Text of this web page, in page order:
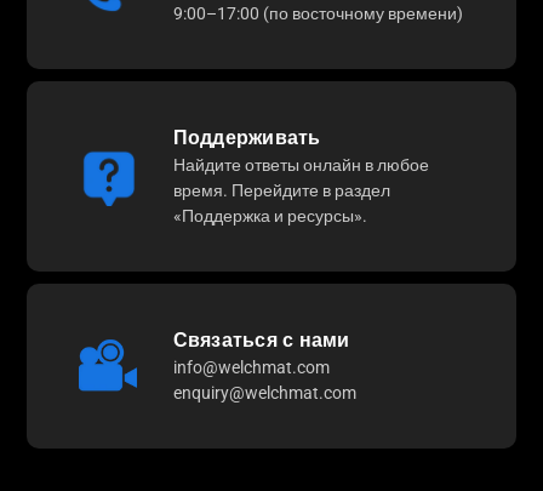
9:00–17:00 (по восточному времени)
Поддерживать
Найдите ответы онлайн в любое
время. Перейдите в раздел
«Поддержка и ресурсы».
Связаться с нами
info@welchmat.com
enquiry@welchmat.com